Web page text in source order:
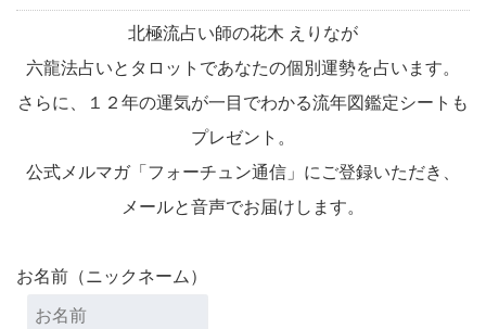
北極流占い師の花木 えりなが
六龍法占いとタロットであなたの個別運勢を占います。
さらに、１２年の運気が一目でわかる流年図鑑定シートも
プレゼント。
公式メルマガ「フォーチュン通信」にご登録いただき、
メールと音声でお届けします。
お名前（ニックネーム）